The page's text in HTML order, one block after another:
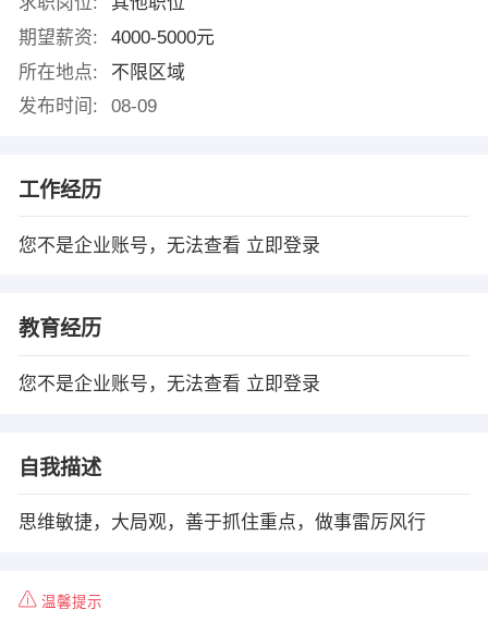
期望薪资:
4000-5000元
所在地点:
不限区域
发布时间:
08-09
工作经历
您不是企业账号，无法查看 立即登录
教育经历
您不是企业账号，无法查看 立即登录
自我描述
思维敏捷，大局观，善于抓住重点，做事雷厉风行
温馨提示